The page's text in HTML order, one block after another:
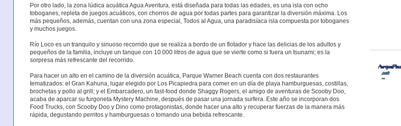
Por otro lado, la zona lúdica acuática Agua Aventura, está diseñada para todas las edades, es una isla con ocho
toboganes, repleta de juegos acuáticos, con chorros de agua por todas partes para garantizar la diversión máxima. Los
más pequeños, además, cuentan con una zona especial, Todos al Agua, una paradisíaca isla compuesta por toboganes
y muchos juegos.
Río Loco es un tranquilo y sinuoso recorrido que se realiza a bordo de un flotador y hace las delicias de los adultos y
pequeños de la familia, incluye un tanque con 10.000 litros de agua que se vierte como si fuera un tsunami; es la
sorpresa más refrescante del recorrido.
Para hacer un alto en el camino de la diversión acuática, Parque Warner Beach cuenta con dos restaurantes
tematizados: el Gran Kahuna, lugar elegido por Los Picapiedra para comer en un día de playa hamburguesas, costillas,
brochetas y pollo al grill; y el Embarcadero, un fast-food donde Shaggy Rogers, el amigo de aventuras de Scooby Doo,
acaba de aparcar su furgoneta Mystery Machine, después de pasar una jornada surfera. Este año se incorporan dos
Food Trucks, con Scooby Doo y Dino como protagonistas, donde hacer una alto y recuperar fuerzas de la manera más
rápida, degustando perritos y hamburguesas o tomando una bebida refrescante.